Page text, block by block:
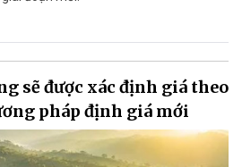
sẽ được xác định giá theo
pháp định giá mới